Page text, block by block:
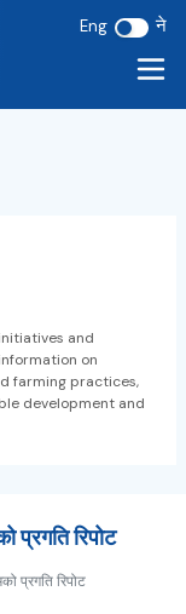
Eng ने
and
on
farming practices,
development and
रिपोट
प्रगति रिपोट